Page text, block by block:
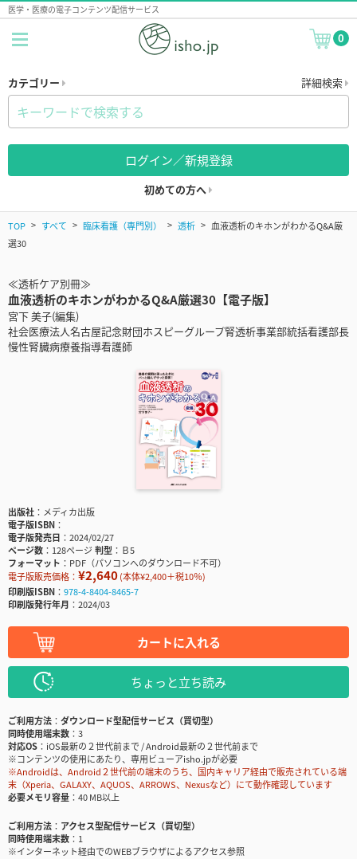
医学・医療の電子コンテンツ配信サービス
0
カテゴリー 詳細検索
ログイン／新規登録
初めての方へ
TOP すべて 臨床看護（専門別） 透析
血液透析のキホンがわかるQ&A厳
選30
≪透析ケア別冊≫
血液透析のキホンがわかるQ&A厳選30【電子版】
宮下 美子(編集)
社会医療法人名古屋記念財団ホスピーグループ腎透析事業部統括看護部長
慢性腎臓病療養指導看護師
出版社
メディカ出版
電子版ISBN
電子版発売日
2024/02/27
ページ数
128ページ判型
Ｂ5
フォーマット
PDF（パソコンへのダウンロード不可）
電子版販売価格： ¥2,640(本体¥2,400＋税10％)
印刷版ISBN
978-4-8404-8465-7
印刷版発行年月
2024/03
カートに入れる
ちょっと立ち読み
ご利用方法
ダウンロード型配信サービス（買切型）
同時使用端末数
3
対応OS
iOS最新の２世代前まで / Android最新の２世代前まで
※コンテンツの使用にあたり、専用ビューアisho.jpが必要
※Androidは、Android２世代前の端末のうち、国内キャリア経由で販売されている端
末（Xperia、GALAXY、AQUOS、ARROWS、Nexusなど）にて動作確認しています
必要メモリ容量
40 MB以上
ご利用方法
アクセス型配信サービス（買切型）
同時使用端末数
1
※インターネット経由でのWEBブラウザによるアクセス参照